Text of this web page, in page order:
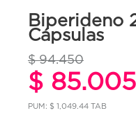
Biperideno
Cápsulas
$ 94.450
$ 85.005
PUM: $ 1,049.44 TAB